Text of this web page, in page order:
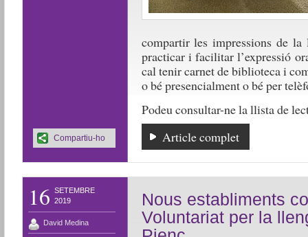
compartir les impressions de la
practicar i facilitar l’expressió
cal tenir carnet de biblioteca i
o bé presencialment o bé per
Podeu consultar-ne la llista de
Article complet
Compartiu-ho
16 SETEMBRE
2019
David Medina
Nous establiments
Voluntariat per la